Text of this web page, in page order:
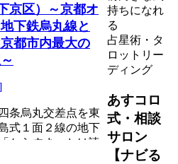
京区）～京都オ
下鉄烏丸線と
都市内最大の
条烏丸交差点を東
式１面２線の地下
からすま」とは読
持ちになれ
る
占星術・タ
ロットリー
ディング
あすコロ
式・相談
サロン
【ナビる